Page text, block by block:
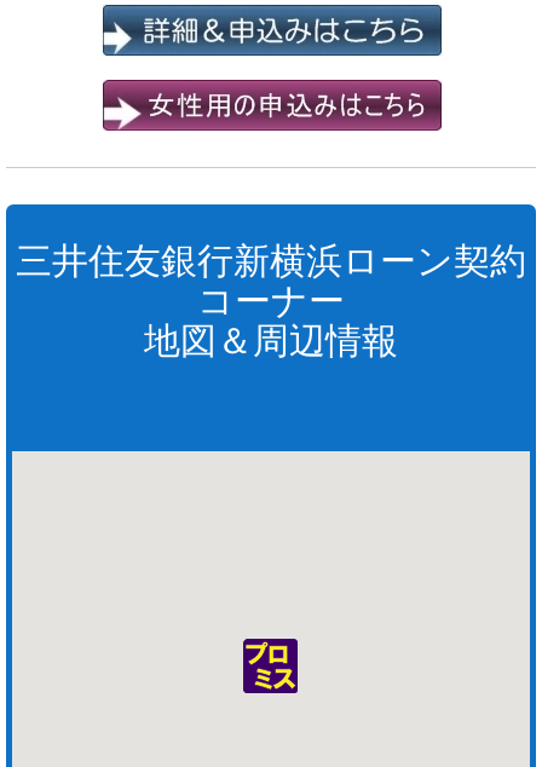
三井住友銀行新横浜ローン契約
コーナー
地図＆周辺情報